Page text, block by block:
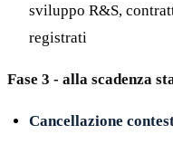
sviluppo R&S,
registrati
Fase 3 - alla scadenza
Cancellazione